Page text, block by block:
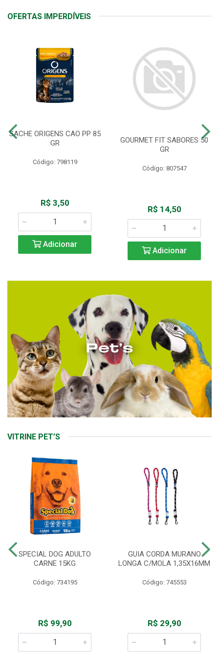
OFERTAS IMPERDÍVEIS
SACHE ORIGENS CAO PP 85
GR
Código: 798119
R$ 3,50
Adicionar
GOURMET FIT SABORES 50
GR
Código: 807547
R$ 14,50
Adicionar
VITRINE PET’S
SPECIAL DOG ADULTO
CARNE 15KG
Código: 734195
R$ 99,90
GUIA CORDA MURANO
LONGA C/MOLA 1,35X16MM
Código: 745553
R$ 29,90